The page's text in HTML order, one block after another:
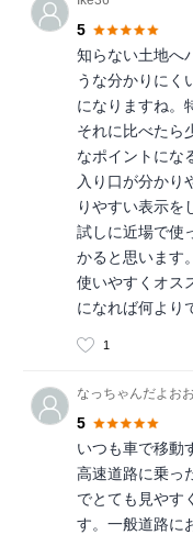
5
知らない土地へ
うな分かりにく
になりますね。
それに比べたら
なポイントにな
入り口が分かり
りやすい表示を
試しに近場で使
かると思います
使いやすくオス
になれば何より
1
なっちゃんだよおお
5
いつも車で移動
高速道路に乗っ
でとても見やす
す。一般道路に